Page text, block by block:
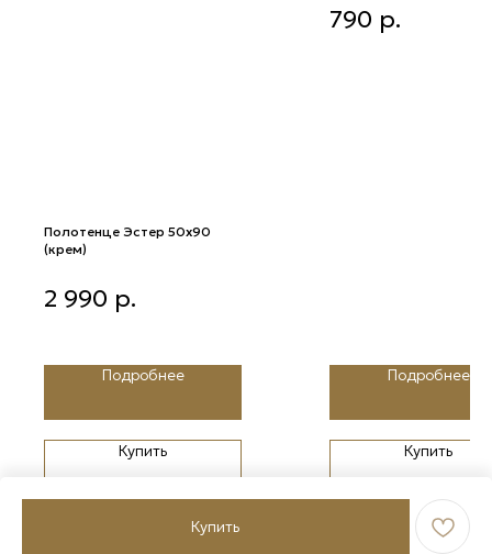
Купить
Полотенце Эстер 50х90
(крем)
2 990 р.
Подробнее
Купить
красном рождественском
790 р.
Подробнее
Купить